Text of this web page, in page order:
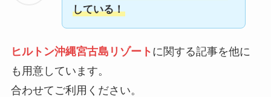
している！
ヒルトン沖縄宮古島リゾート に関する記事を他に
も用意しています。
合わせてご利用ください。